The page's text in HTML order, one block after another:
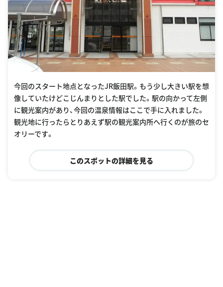
今回のスタート地点となったJR飯田駅。もう少し大きい駅を想
像していたけどこじんまりとした駅でした。駅の向かって左側
に観光案内があり、今回の温泉情報はここで手に入れました。
観光地に行ったらとりあえず駅の観光案内所へ行くのが旅のセ
オリーです。
このスポットの詳細を見る